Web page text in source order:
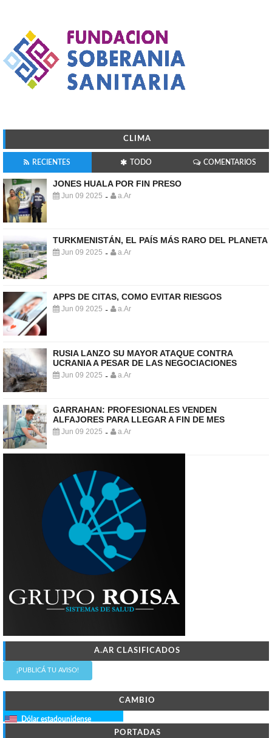
CLIMA
RECIENTES TODO COMENTARIOS
JONES HUALA POR FIN PRESO
Jun 09 2025 - a.Ar
TURKMENISTÁN, EL PAÍS MÁS RARO DEL PLANETA
Jun 09 2025 - a.Ar
APPS DE CITAS, COMO EVITAR RIESGOS
Jun 09 2025 - a.Ar
RUSIA LANZO SU MAYOR ATAQUE CONTRA
UCRANIA A PESAR DE LAS NEGOCIACIONES
Jun 09 2025 - a.Ar
GARRAHAN: PROFESIONALES VENDEN
ALFAJORES PARA LLEGAR A FIN DE MES
Jun 09 2025 - a.Ar
A.AR CLASIFICADOS
¡PUBLICÁ TU AVISO!
CAMBIO
Dólar estadounidense
PORTADAS